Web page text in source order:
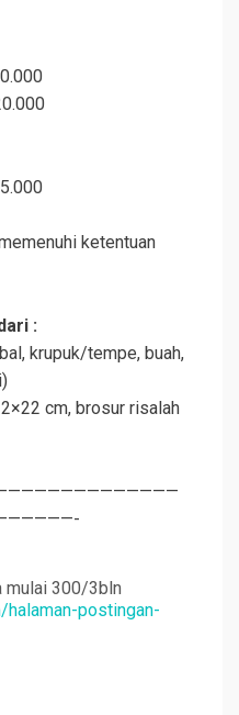
ketentuan
:
krupuk/tempe, buah,
cm, brosur risalah
mulai 300/3bln
halaman-postingan-